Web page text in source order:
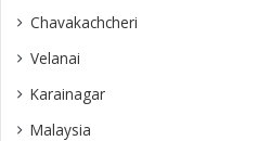
Chavakachcheri
Velanai
Karainagar
Malaysia